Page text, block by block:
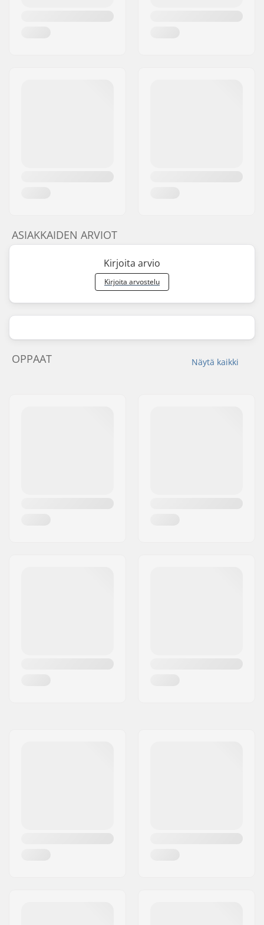
ASIAKKAIDEN ARVIOT
Kirjoita arvio
Kirjoita arvostelu
Näytä kaikki
OPPAAT